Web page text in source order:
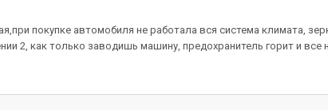
покупке автомобиля не работала вся система климата,
2, как только заводишь машину, предохранитель горит и все